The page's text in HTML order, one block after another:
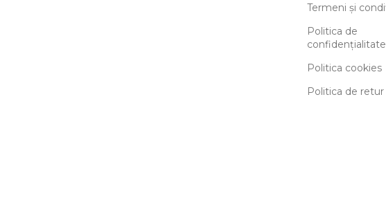
Termeni și
Politica de
confidențialitate
Politica cookies
Politica de retur